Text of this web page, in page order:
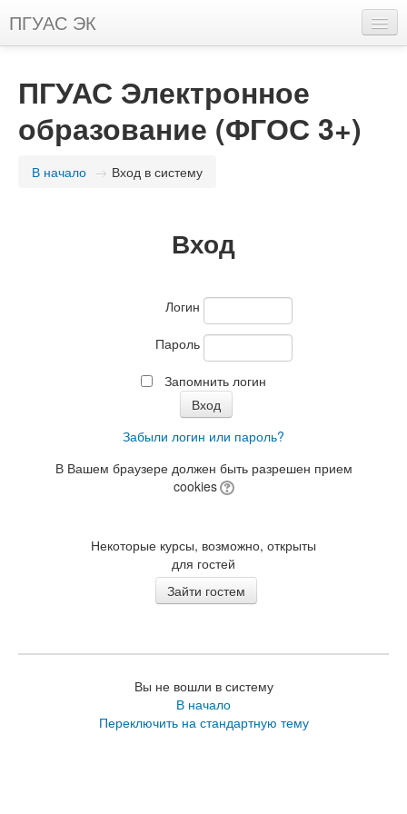
ПГУАС ЭК
Вы не вошли в систему
ПГУАС Электронное
образование (ФГОС 3+)
В начало → Вход в систему
Вход
Логин
Пароль
Запомнить логин
Забыли логин или пароль?
В Вашем браузере должен быть разрешен прием
cookies
Некоторые курсы, возможно, открыты
для гостей
Вы не вошли в систему
В начало
Переключить на стандартную тему